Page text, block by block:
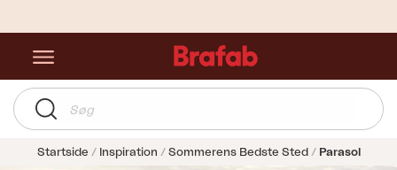
Startside Inspiration Sommerens Bedste Sted Parasol